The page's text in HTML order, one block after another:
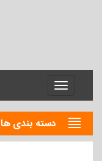
Menu
دسته بندی ها